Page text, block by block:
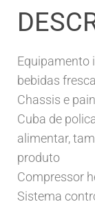
Equipamento
bebidas
Chassis e
Cuba de
alimentar,
produto
Compressor
Sistema